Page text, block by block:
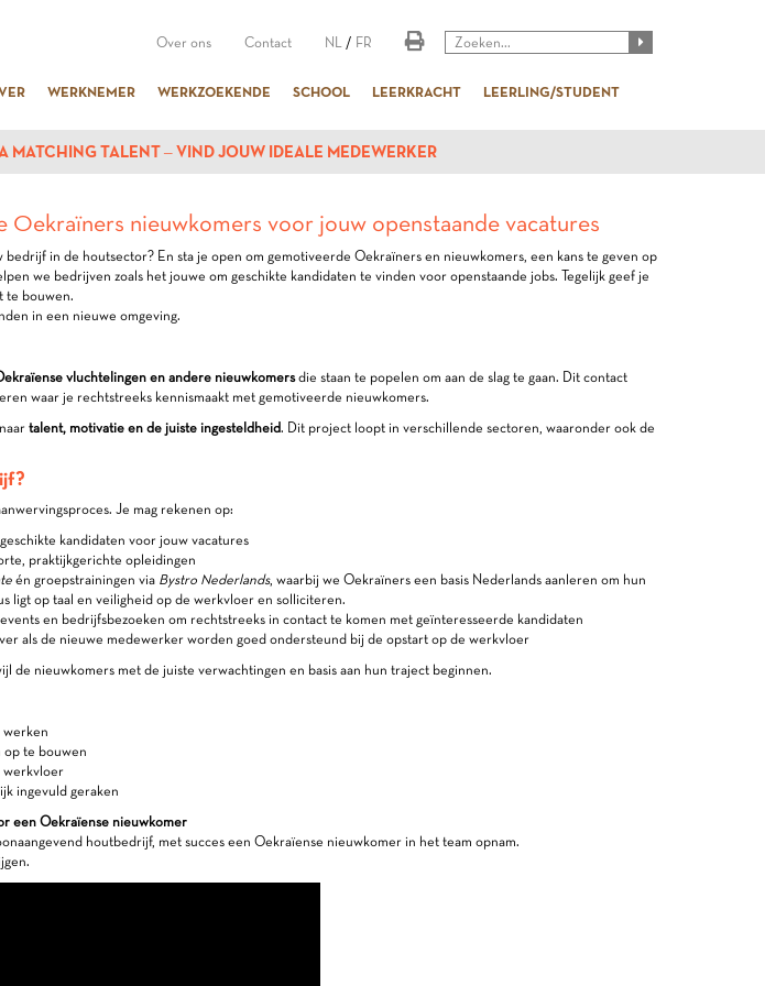
Over ons Contact NL / FR
WERKNEMER WERKZOEKENDE SCHOOL LEERKRACHT LEERLING/STUDENT
MATCHING TALENT – VIND JOUW IDEALE MEDEWERKER
Oekraïners nieuwkomers voor jouw openstaande vacatures
in de houtsector? En sta je open om gemotiveerde Oekraïners en nieuwkomers, een kans te geven op
we bedrijven zoals het jouwe om geschikte kandidaten te vinden voor openstaande jobs. Tegelijk geef je
te bouwen.
in een nieuwe omgeving.
vluchtelingen en andere nieuwkomersdie staan te popelen om aan de slag te gaan. Dit contact
waar je rechtstreeks kennismaakt met gemotiveerde nieuwkomers.
talent, motivatie en de juiste ingesteldheid. Dit project loopt in verschillende sectoren, waaronder ook de
Je mag rekenen op:
kandidaten voor jouw vacatures
praktijkgerichte opleidingen
én groepstrainingen via Bystro Nederlands, waarbij we Oekraïners een basis Nederlands aanleren om hun
ligt op taal en veiligheid op de werkvloer en solliciteren.
en bedrijfsbezoeken om rechtstreeks in contact te komen met geïnteresseerde kandidaten
als de nieuwe medewerker worden goed ondersteund bij de opstart op de werkvloer
de nieuwkomers met de juiste verwachtingen en basis aan hun traject beginnen.
werken
te bouwen
werkvloer
ingevuld geraken
een Oekraïense nieuwkomer
houtbedrijf, met succes een Oekraïense nieuwkomer in het team opnam.